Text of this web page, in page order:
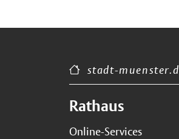
stadt-
Rathaus
Online-Services